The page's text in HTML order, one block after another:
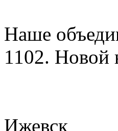
Наше
1102. Новой
Ижевск